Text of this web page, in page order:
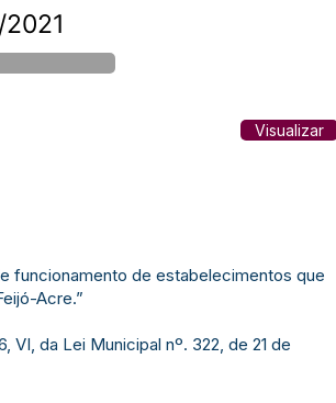
Visualizar
funcionamento de estabelecimentos que
Acre.”
VI, da Lei Municipal nº. 322, de 21 de